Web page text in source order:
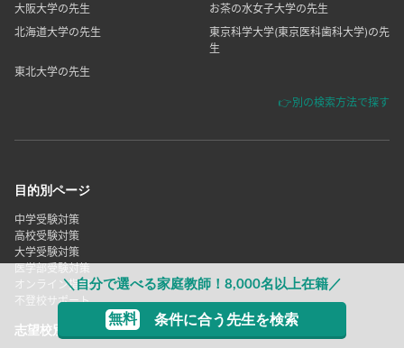
＼自分で選べる家庭教師！8,000名以上在籍／
無料 条件に合う先生を検索
大阪大学の先生
お茶の水女子大学の先生
北海道大学の先生
東京科学大学(東京医科歯科大学)の先
生
東北大学の先生
👉別の検索方法で探す
目的別ページ
中学受験対策
高校受験対策
大学受験対策
医学部受験対策
オンライン指導
不登校サポート
志望校別ページ